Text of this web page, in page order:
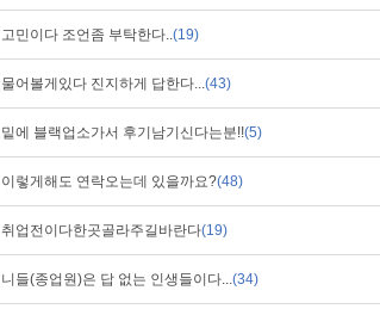
고민이다 조언좀 부탁한다..(19)
물어볼게있다 진지하게 답한다...(43)
밑에 블랙업소가서 후기남기신다는분!!(5)
이렇게해도 연락오는데 있을까요?(48)
취업전이다한곳골라주길바란다(19)
니들(종업원)은 답 없는 인생들이다...(34)